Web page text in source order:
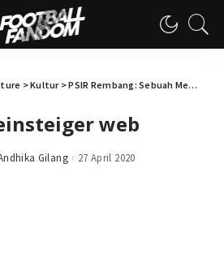
>Kultur>PSIR Rembang: Sebuah Memorabilia
web
Gilang 27 April 2020